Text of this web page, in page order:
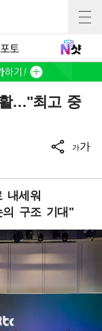
포토
…"최고 중
가가
내세워
구조 기대"